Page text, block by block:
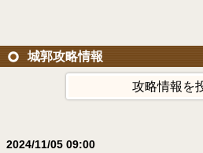
城郭攻略情報
攻略情報を
2024/11/05 09:00